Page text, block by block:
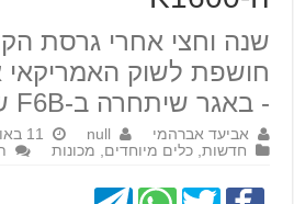
שנה וחצי אחרי גרסת
- באגר שיתחרה ב-F6B של הונדה
אביעד אברהמי null
11 באוקטובר 2016
חדשות,כלים מיוחדים, מכונות